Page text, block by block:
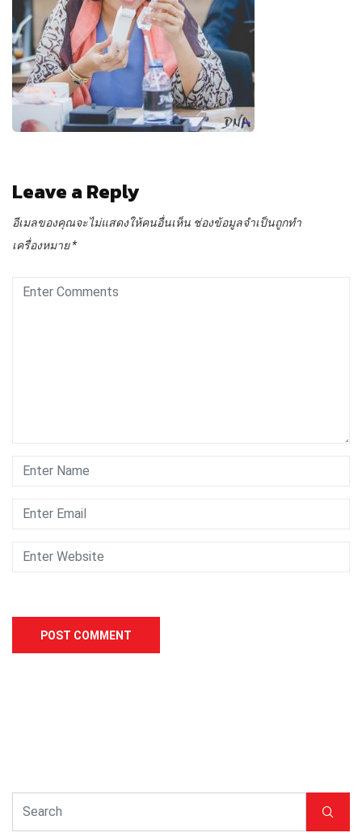
Leave a Reply
อีเมลของคุณจะไม่แสดงให้คนอื่นเห็น ช่องข้อมูลจำเป็นถูกทำ
เครื่องหมาย*